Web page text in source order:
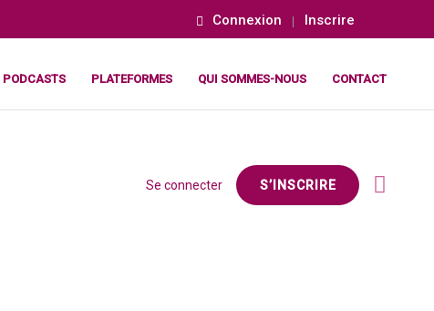
Connexion Inscrire
PODCASTS PLATEFORMES QUI SOMMES-NOUS CONTACT
Se connecter S’INSCRIRE